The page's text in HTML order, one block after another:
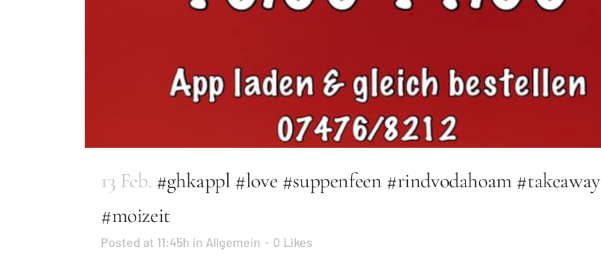
13 Feb. #ghkappl #love #suppenfeen #rindvodahoam #takeaway
#moizeit
Posted at 11:45h in Allgemein 0 Likes